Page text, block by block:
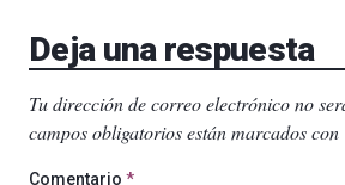
Deja una respuesta
Tu dirección de correo electrónico no
campos obligatorios están marcados con
Comentario *